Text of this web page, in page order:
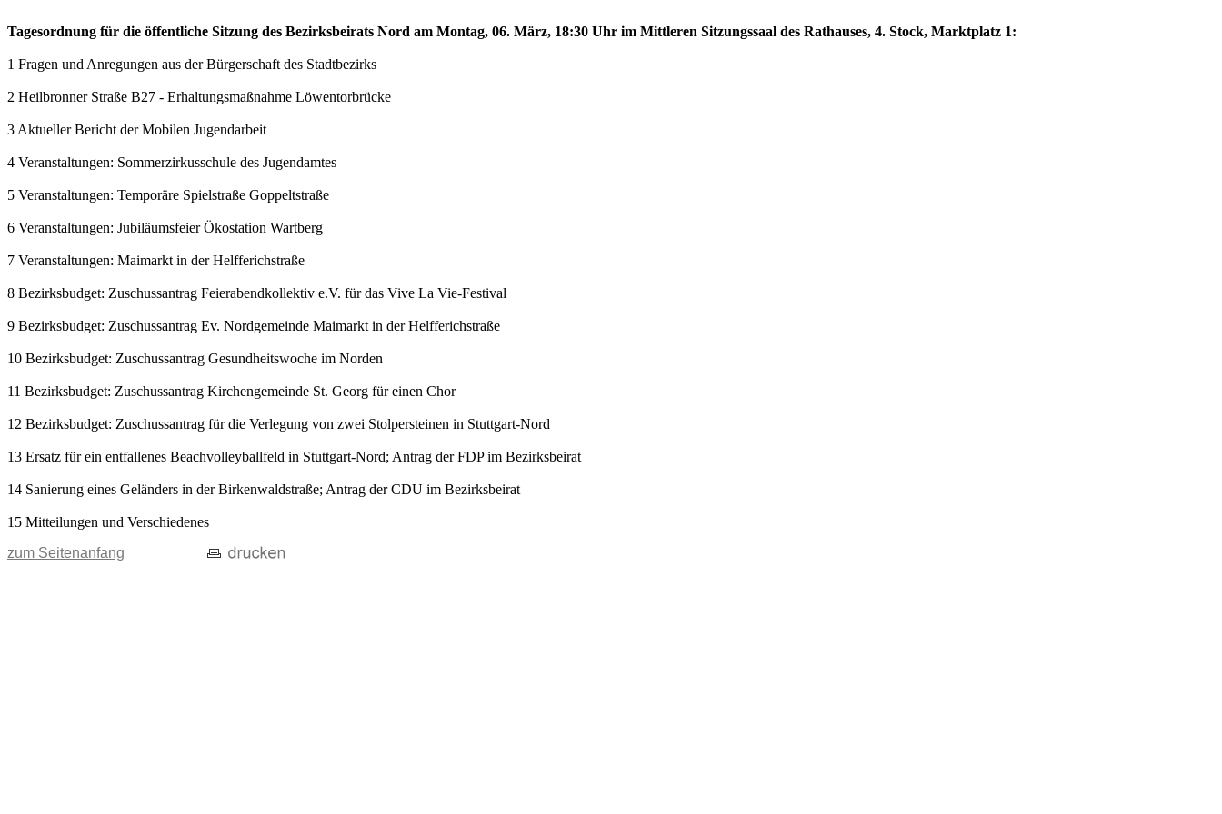
Tagesordnung für die öffentliche Sitzung des Bezirksbeirats Nord am Montag, 06. März, 18:30 Uhr im Mittleren Sitzungssaal des Rathauses, 4. Stock, Marktplatz 1:
1 Fragen und Anregungen aus der Bürgerschaft des Stadtbezirks
2 Heilbronner Straße B27 - Erhaltungsmaßnahme Löwentorbrücke
3 Aktueller Bericht der Mobilen Jugendarbeit
4 Veranstaltungen: Sommerzirkusschule des Jugendamtes
5 Veranstaltungen: Temporäre Spielstraße Goppeltstraße
6 Veranstaltungen: Jubiläumsfeier Ökostation Wartberg
7 Veranstaltungen: Maimarkt in der Helfferichstraße
8 Bezirksbudget: Zuschussantrag Feierabendkollektiv e.V. für das Vive La Vie-Festival
9 Bezirksbudget: Zuschussantrag Ev. Nordgemeinde Maimarkt in der Helfferichstraße
10 Bezirksbudget: Zuschussantrag Gesundheitswoche im Norden
11 Bezirksbudget: Zuschussantrag Kirchengemeinde St. Georg für einen Chor
12 Bezirksbudget: Zuschussantrag für die Verlegung von zwei Stolpersteinen in Stuttgart-Nord
13 Ersatz für ein entfallenes Beachvolleyballfeld in Stuttgart-Nord; Antrag der FDP im Bezirksbeirat
14 Sanierung eines Geländers in der Birkenwaldstraße; Antrag der CDU im Bezirksbeirat
15 Mitteilungen und Verschiedenes
zum Seitenanfang